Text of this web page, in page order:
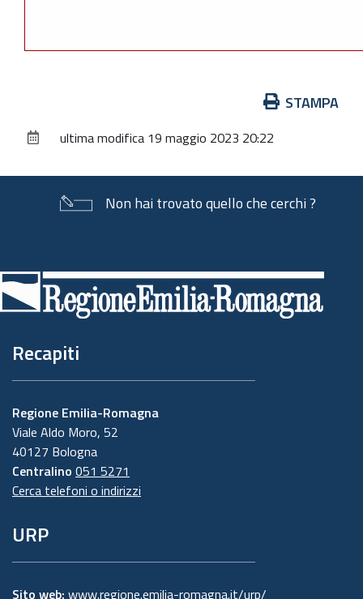
documento
STAMPA
ultima modifica 19 maggio 2023 20:22
Non hai trovato quello che cerchi ?
di
pagina
Recapiti
Regione Emilia-Romagna
Viale Aldo Moro, 52
40127 Bologna
Centralino 051 5271
Cerca telefoni o indirizzi
URP
Sito web: www.regione.emilia-romagna.it/urp/